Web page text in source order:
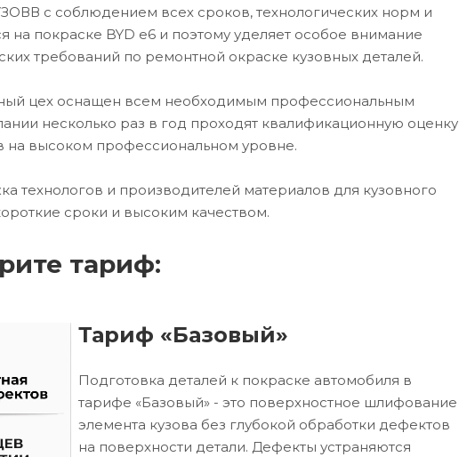
с соблюдением всех сроков, технологических норм и
на покраске BYD e6 и поэтому уделяет особое внимание
требований по ремонтной окраске кузовных деталей.
цех оснащен всем необходимым профессиональным
несколько раз в год проходят квалификационную оценку
на высоком профессиональном уровне.
технологов и производителей материалов для кузовного
сроки и высоким качеством.
тариф:
Тариф «Базовый»
Подготовка деталей к покраске автомобиля в
тарифе «Базовый» - это поверхностное шлифование
элемента кузова без глубокой обработки дефектов
на поверхности детали. Дефекты устраняются